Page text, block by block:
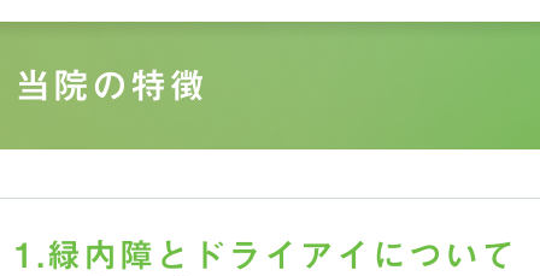
当院の特徴
1.緑内障とドライアイについて